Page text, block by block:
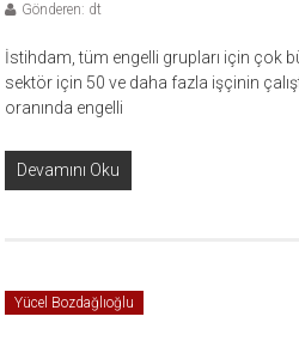
Gönderen: dt
İstihdam, tüm engelli grupları için çok
sektör için 50 ve daha fazla işçinin
oranında engelli
Devamını Oku
Yücel Bozdağlıoğlu